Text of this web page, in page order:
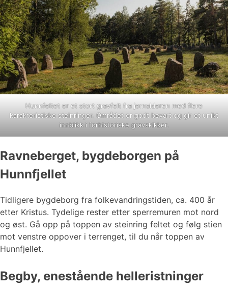
Hunnfeltet er et stort gravfelt fra jernalderen med flere
karakteristiske steinringer. Området er godt bevart og gir et unikt
innblikk i forhistoriske gravskikker.
Ravneberget, bygdeborgen på
Hunnfjellet
Tidligere bygdeborg fra folkevandringstiden, ca. 400 år
etter Kristus. Tydelige rester etter sperremuren mot nord
og øst. Gå opp på toppen av steinring feltet og følg stien
mot venstre oppover i terrenget, til du når toppen av
Hunnfjellet.
Begby, enestående helleristninger